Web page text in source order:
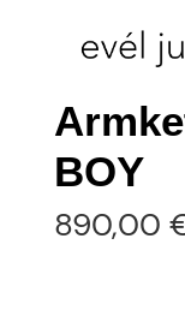
BOY
890,00